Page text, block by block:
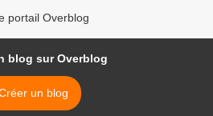
portail Overblog
blog sur Overblog
un blog